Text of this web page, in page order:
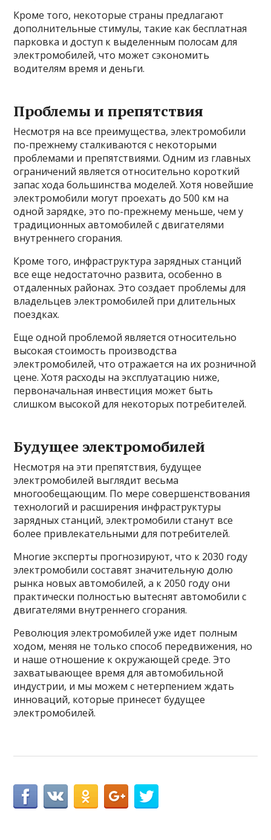
Кроме того, некоторые страны предлагают
дополнительные стимулы, такие как бесплатная
парковка и доступ к выделенным полосам для
электромобилей, что может сэкономить
водителям время и деньги.
Проблемы и препятствия
Несмотря на все преимущества, электромобили
по-прежнему сталкиваются с некоторыми
проблемами и препятствиями. Одним из главных
ограничений является относительно короткий
запас хода большинства моделей. Хотя новейшие
электромобили могут проехать до 500 км на
одной зарядке, это по-прежнему меньше, чем у
традиционных автомобилей с двигателями
внутреннего сгорания.
Кроме того, инфраструктура зарядных станций
все еще недостаточно развита, особенно в
отдаленных районах. Это создает проблемы для
владельцев электромобилей при длительных
поездках.
Еще одной проблемой является относительно
высокая стоимость производства
электромобилей, что отражается на их розничной
цене. Хотя расходы на эксплуатацию ниже,
первоначальная инвестиция может быть
слишком высокой для некоторых потребителей.
Будущее электромобилей
Несмотря на эти препятствия, будущее
электромобилей выглядит весьма
многообещающим. По мере совершенствования
технологий и расширения инфраструктуры
зарядных станций, электромобили станут все
более привлекательными для потребителей.
Многие эксперты прогнозируют, что к 2030 году
электромобили составят значительную долю
рынка новых автомобилей, а к 2050 году они
практически полностью вытеснят автомобили с
двигателями внутреннего сгорания.
Революция электромобилей уже идет полным
ходом, меняя не только способ передвижения, но
и наше отношение к окружающей среде. Это
захватывающее время для автомобильной
индустрии, и мы можем с нетерпением ждать
инноваций, которые принесет будущее
электромобилей.